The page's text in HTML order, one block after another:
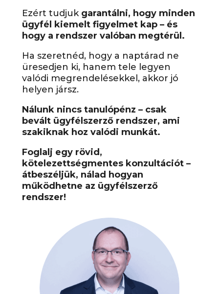
Ezért tudjuk garantálni, hogy minden
ügyfél kiemelt figyelmet kap – és
hogy a rendszer valóban megtérül.
Ha szeretnéd, hogy a naptárad ne
üresedjen ki, hanem tele legyen
valódi megrendelésekkel, akkor jó
helyen jársz.
Nálunk nincs tanulópénz – csak
bevált ügyfélszerző rendszer, ami
szakiknak hoz valódi munkát.
Foglalj egy rövid,
kötelezettségmentes konzultációt –
átbeszéljük, nálad hogyan
működhetne az ügyfélszerző
rendszer!